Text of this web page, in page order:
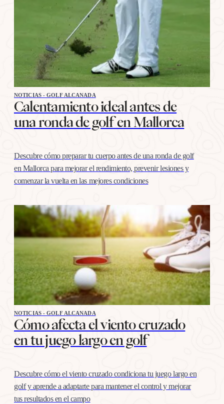
NOTICIAS - GOLF ALCANADA
Calentamiento ideal antes de
una ronda de golf en Mallorca
Descubre cómo preparar tu cuerpo antes de una ronda de golf
en Mallorca para mejorar el rendimiento, prevenir lesiones y
comenzar la vuelta en las mejores condiciones
NOTICIAS - GOLF ALCANADA
Cómo afecta el viento cruzado
en tu juego largo en golf
Descubre cómo el viento cruzado condiciona tu juego largo en
golf y aprende a adaptarte para mantener el control y mejorar
tus resultados en el campo